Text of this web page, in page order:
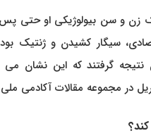
زن و سن بیولوژیکی او حتی
سیگار کشیدن و ژنتیک
نتیجه گرفتند که این نشان